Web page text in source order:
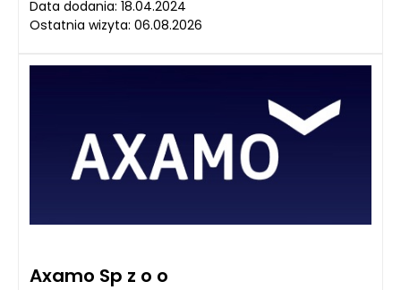
Data dodania: 18.04.2024
Ostatnia wizyta: 06.08.2026
Axamo Sp z o o